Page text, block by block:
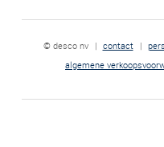
© desco nv | contact | pers
algemene